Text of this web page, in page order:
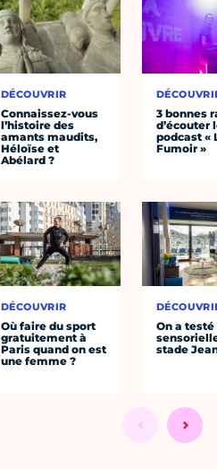
DÉCOUVRIR
Connaissez-vous
l’histoire des
amants maudits,
Héloïse et
Abélard ?
DÉCOUVRIR
Où faire du sport
gratuitement à
Paris quand on est
une femme ?
3 bonnes
d’écouter
podcast «
Fumoir »
On a
stade